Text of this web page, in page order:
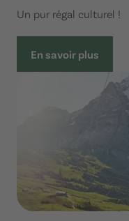
Un pur régal culturel !
En savoir plus